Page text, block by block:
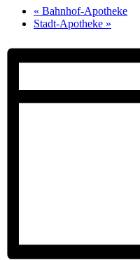
« Bahnhof-Apotheke
Stadt-Apotheke »